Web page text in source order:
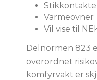
Varmeovner
Vil vise til
Delnormen 823
overordnet
komfyrvakt er